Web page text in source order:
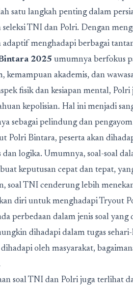
satu langkah penting dalam
seleksi TNI dan Polri. Dengan
adaptif menghadapi berbagai
2025 umumnya berfokus
kemampuan akademis, dan
fisik dan kesiapan mental,
kepolisian. Hal ini menjadi
sebagai pelindung dan
Polri Bintara, peserta akan
dan logika. Umumnya, soal-soal
keputusan cepat dan tepat,
soal TNI cenderung lebih
diri untuk menghadapi Tryout
perbedaan dalam jenis soal
dihadapi dalam tugas
oleh masyarakat,
soal TNI dan Polri juga terlihat